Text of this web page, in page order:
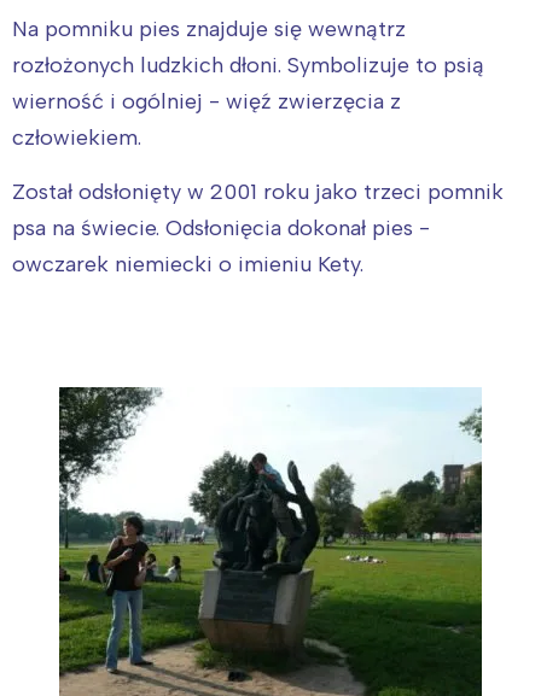
Na pomniku pies znajduje się wewnątrz
rozłożonych ludzkich dłoni. Symbolizuje to psią
wierność i ogólniej - więź zwierzęcia z
człowiekiem.
Został odsłonięty w 2001 roku jako trzeci pomnik
psa na świecie. Odsłonięcia dokonał pies -
owczarek niemiecki o imieniu Kety.